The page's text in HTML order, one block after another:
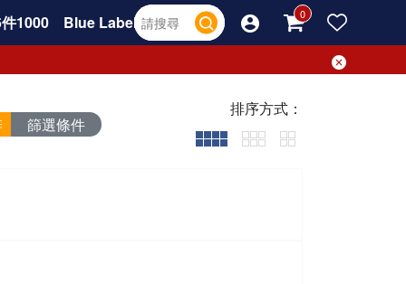
1000
Blue Label
篩選條件
排序方式：